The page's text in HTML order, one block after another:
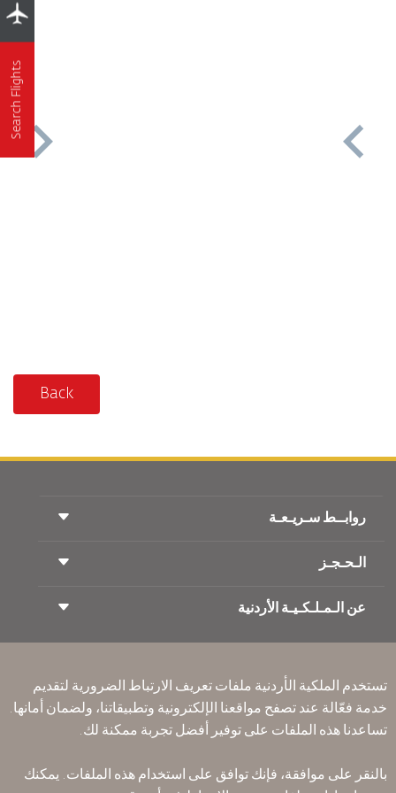
Back
Search Flights
روابــط سـريـعـة
شروط السفر
السفر أثناء الحمل
ذوي الاحتياجات الخاصة
Accessibility Plan and Feedback Process
الـحـجـز
حجز القطار
تكرم
الإقامه لمسافري الترانزيت
عن الـمـلـكـيـة الأردنية
انضم لعائلتنا
الأخبار
سـيـا سة الخصوصية
مكاتبنا حول العالم
شروط وأحكام العقد
تستخدم الملكية الأردنية ملفات تعريف الارتباط الضرورية لتقديم
خدمة فعّالة عند تصفح مواقعنا الإلكترونية وتطبيقاتنا، ولضمان أمانها.
تساعدنا هذه الملفات على توفير أفضل تجربة ممكنة لك.
بالنقر على موافقة، فإنك توافق على استخدام هذه الملفات. يمكنك